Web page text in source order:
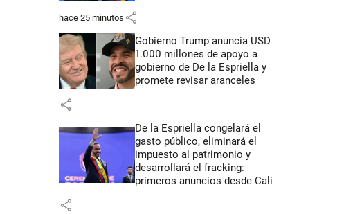
hace 25 minutos share
Gobierno Trump anuncia USD
1.000 millones de apoyo a
gobierno de De la Espriella y
promete revisar aranceles
share
De la Espriella congelará el
gasto público, eliminará el
impuesto al patrimonio y
desarrollará el fracking:
primeros anuncios desde Cali
share